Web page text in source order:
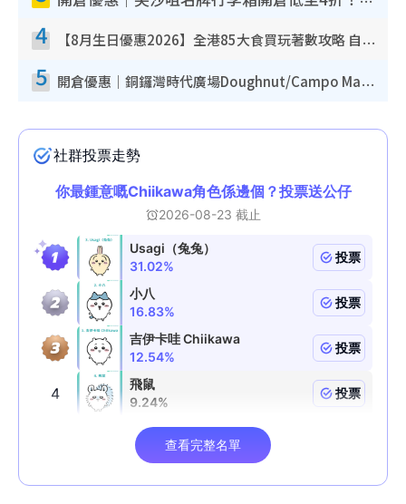
4 【8月生日優惠2026】全港85大食買玩著數攻略 自助餐/火鍋放題同行免費＋誠品/DONKI送現金券
5 開倉優惠｜銅鑼灣時代廣場Doughnut/Campo Marzio開倉低至1折！背囊、書包、手袋劈價$200起